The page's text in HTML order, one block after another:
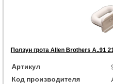
Ползун грота Allen Brothers A..91
Артикул
Код производителя